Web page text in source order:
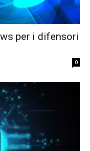
per i difensori
0